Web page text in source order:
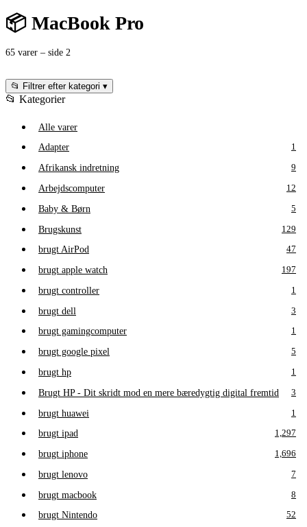
📦 MacBook Pro
65 varer – side 2
📂 Filtrer efter kategori ▾
📂 Kategorier
Alle varer
Adapter
1
Afrikansk indretning 9
Arbejdscomputer 12
Baby & Børn 5
Brugskunst 129
brugt AirPod 47
brugt apple watch 197
brugt controller 1
brugt dell 3
brugt gamingcomputer 1
brugt google pixel 5
brugt hp 1
Brugt HP - Dit skridt mod en mere bæredygtig digital fremtid 3
brugt huawei 1
brugt ipad 1,297
brugt iphone 1,696
brugt lenovo 7
brugt macbook 8
brugt Nintendo 52